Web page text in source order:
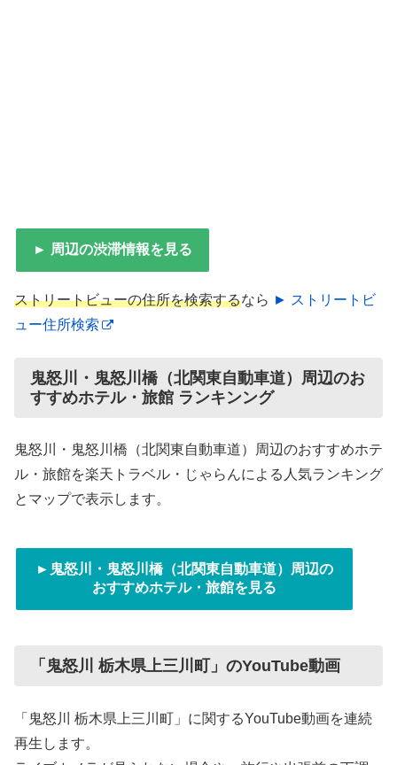
► 周辺の渋滞情報を見る
ストリートビューの住所を検索するなら ► ストリートビ
ュー住所検索
鬼怒川・鬼怒川橋（北関東自動車道）周辺のお
すすめホテル・旅館 ランキンング
鬼怒川・鬼怒川橋（北関東自動車道）周辺のおすすめホテ
ル・旅館を楽天トラベル・じゃらんによる人気ランキング
とマップで表示します。
►鬼怒川・鬼怒川橋（北関東自動車道）周辺の
おすすめホテル・旅館を見る
「鬼怒川 栃木県上三川町」のYouTube動画
「鬼怒川 栃木県上三川町」に関するYouTube動画を連続
再生します。